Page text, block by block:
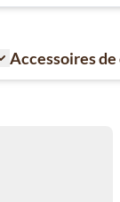
Toggle submenu
Accessoires de